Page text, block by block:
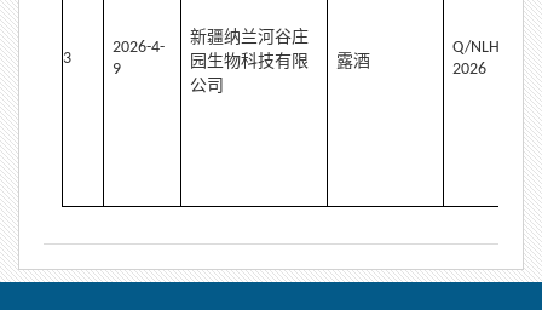
3
2026-4-
9
新疆纳兰河谷庄
园生物科技有限
公司
露酒
Q/
2026